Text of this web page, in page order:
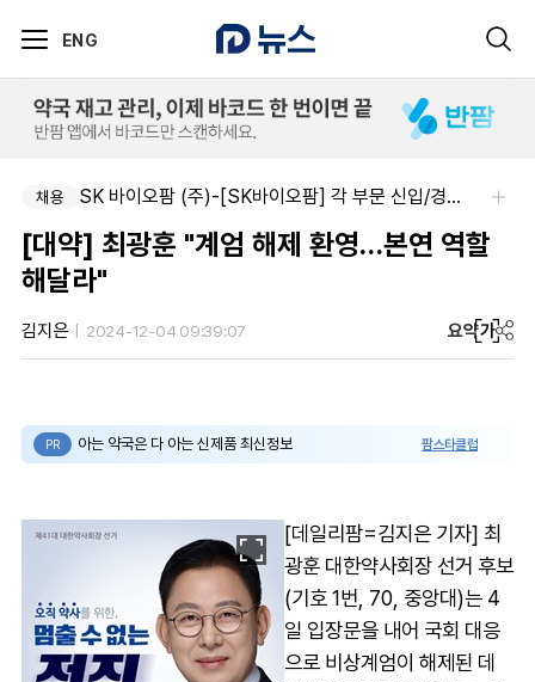
ENG
채용 SK 바이오팜 (주)-[SK바이오팜] 각 부문 신입/경력 구성원 영입
[대약] 최광훈 "계엄 해제 환영…본연 역할
해달라"
김지은 2024-12-04 09:39:07 요약가
PR 아는 약국은 다 아는 신제품 최신정보 팜스타클럽
[데일리팜=김지은 기자] 최
광훈 대한약사회장 선거 후보
(기호 1번, 70, 중앙대)는 4
일 입장문을 내어 국회 대응
으로 비상계엄이 해제된 데